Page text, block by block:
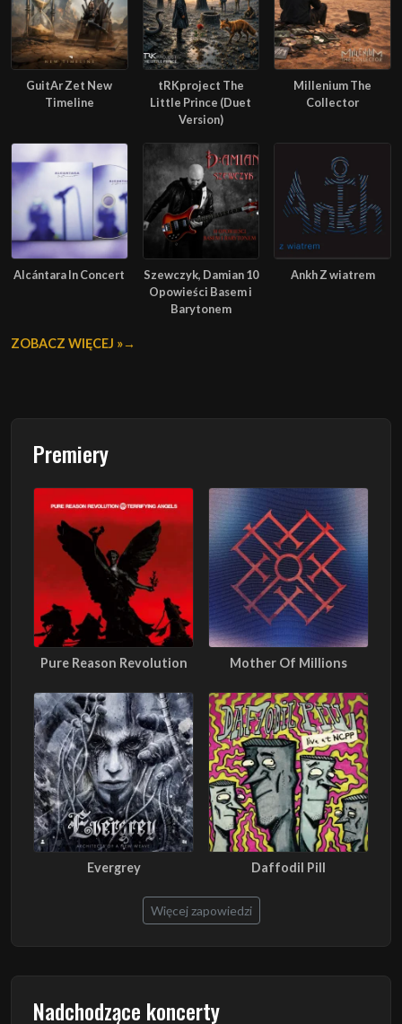
GuitAr Zet New
Timeline
tRKproject The
Little Prince (Duet
Version)
Millenium The
Collector
Alcántara In Concert
Szewczyk, Damian 10
Opowieści Basem i
Barytonem
Ankh Z wiatrem
ZOBACZ WIĘCEJ »
Premiery
Pure Reason Revolution Mother Of Millions
Evergrey Daffodil Pill
Więcej zapowiedzi
Nadchodzące koncerty